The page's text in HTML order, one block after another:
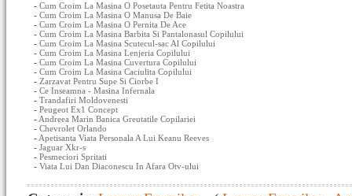
- Cum Croim La Masina O Posetauta Pentru Fetita Noastra
- Cum Croim La Masina O Manusa De Baie
- Cum Croim La Masina O Pernita De Ace
- Cum Croim La Masina Barbita Si Pantalonasul Copilului
- Cum Croim La Masina Scutecul-sac Al Copilului
- Cum Croim La Masina Lenjeria Copilului
- Cum Croim La Masina Cuvertura Copilului
- Cum Croim La Masina Caciulita Copilului
- Zarzavat Pentru Supe Si Ciorbe I
- Ce Inseamna - Masina Infernala
- Trandafiri Moldovenesti
- Peugeot Ex1 Concept
- Andreea Marin Banica Greutatile Copilariei
- Chevrolet Orlando
- Apetisanta Viata Personala A Lui Keanu Reeves
- Jaguar Xkr-s
- Pesmeciori Spritati
- Viata Lui Dan Diaconescu In Afara Otv-ului